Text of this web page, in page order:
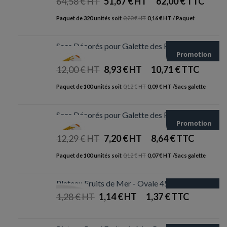
initial
64,58 €.
actuel
51,67 €.
Paquet de 320 unités soit 0,20€ 0,16€ / Paquet
Promotion
Sacs Décorés pour Galette des Rois - Ø300
mm
12,00€
Le
initial
12,00 €.
8,93€
actuel
8,93 €.
10,71 €
Paquet de 100 unités soit 0,12€ 0,09€ /Sacs galette
Promotion
Sacs Décorés pour Galette des Rois - Ø260
mm
12,29€
Le
initial
12,29 €.
7,20€
actuel
7,20 €.
8,64€
Paquet de 100 unités soit 0,12€ 0,07€ /Sacs galette
Promotion
Plateau Fruits de Mer - Ovale 450 x 350 mm
1,28€
Le
1,14€ 1,37€